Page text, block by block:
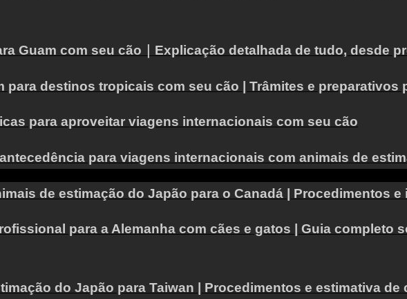
Guam com seu cão｜Explicação detalhada de tudo, desde
para destinos tropicais com seu cão | Trâmites e preparativos
para aproveitar viagens internacionais com seu cão
para viagens internacionais com animais de
de estimação do Japão para o Canadá | Procedimentos
para a Alemanha com cães e gatos | Guia completo
do Japão para Taiwan | Procedimentos e estimativa de